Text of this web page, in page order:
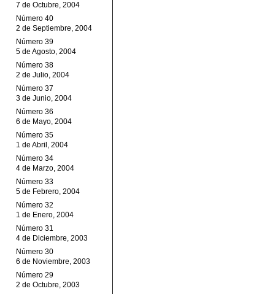
7 de Octubre, 2004
Número 40
2 de Septiembre, 2004
Número 39
5 de Agosto, 2004
Número 38
2 de Julio, 2004
Número 37
3 de Junio, 2004
Número 36
6 de Mayo, 2004
Número 35
1 de Abril, 2004
Número 34
4 de Marzo, 2004
Número 33
5 de Febrero, 2004
Número 32
1 de Enero, 2004
Número 31
4 de Diciembre, 2003
Número 30
6 de Noviembre, 2003
Número 29
2 de Octubre, 2003